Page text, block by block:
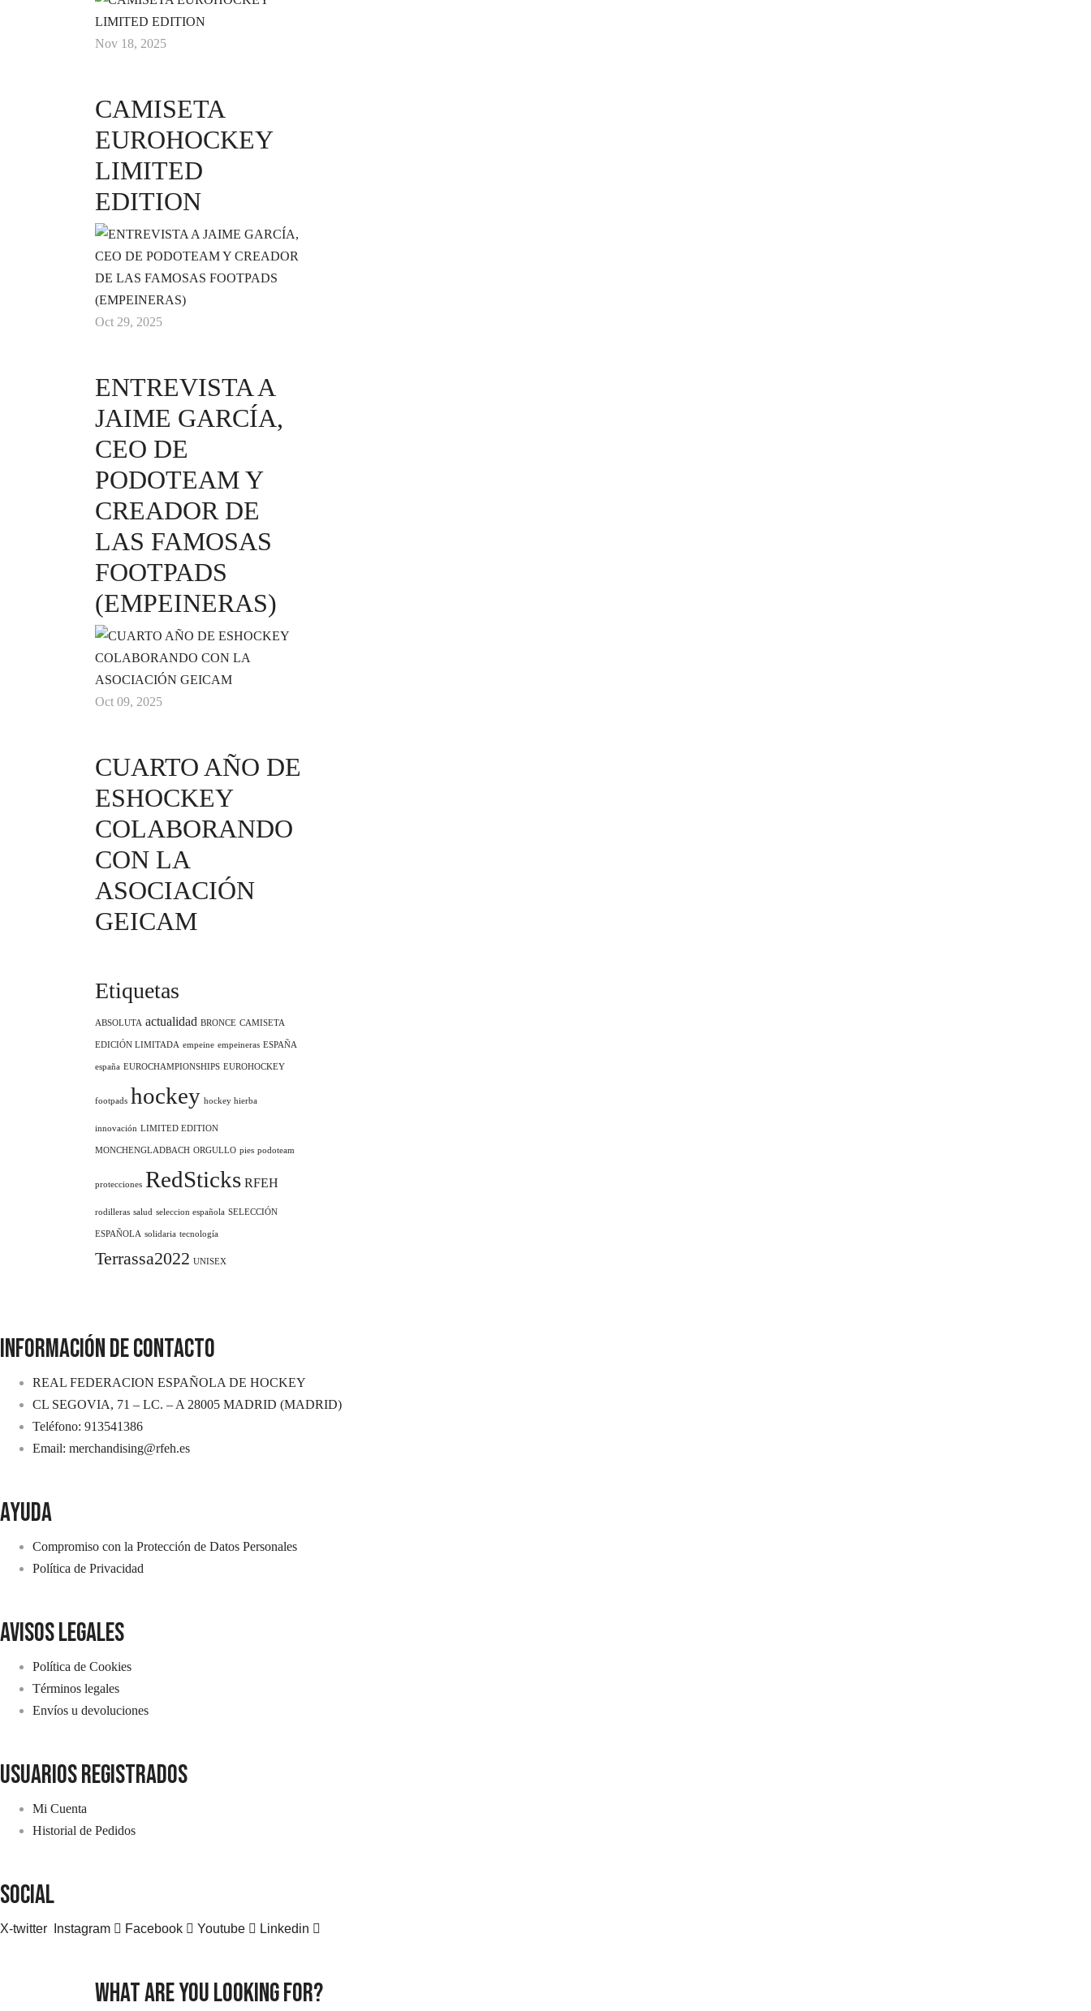
Nov 18, 2025
CAMISETA
EUROHOCKEY
LIMITED
EDITION
Oct 29, 2025
ENTREVISTA A
JAIME GARCÍA,
CEO DE
PODOTEAM Y
CREADOR DE
LAS FAMOSAS
FOOTPADS
(EMPEINERAS)
Oct 09, 2025
CUARTO AÑO DE
ESHOCKEY
COLABORANDO
CON LA
ASOCIACIÓN
GEICAM
Etiquetas
ABSOLUTA actualidad BRONCE CAMISETA
EDICIÓN LIMITADA empeine empeineras ESPAÑA
españa EUROCHAMPIONSHIPS EUROHOCKEY
footpads hockey hockey hierba
innovación LIMITED EDITION
MONCHENGLADBACH ORGULLO pies podoteam
protecciones RedSticks RFEH
rodilleras salud seleccion española SELECCIÓN
ESPAÑOLA solidaria tecnología
Terrassa2022 UNISEX
INFORMACIÓN DE CONTACTO
REAL FEDERACION ESPAÑOLA DE HOCKEY
CL SEGOVIA, 71 – LC. – A 28005 MADRID (MADRID)
Teléfono: 913541386
Email: merchandising@rfeh.es
AYUDA
Compromiso con la Protección de Datos Personales
Política de Privacidad
avisos legales
Política de Cookies
Términos legales
Envíos u devoluciones
usuarios registrados
Mi Cuenta
Historial de Pedidos
SOCIAL
X-twitter Instagram Facebook Youtube Linkedin
what are you looking for?